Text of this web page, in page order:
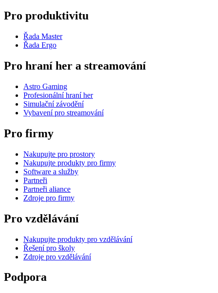
Pro produktivitu
Řada Master
Řada Ergo
Pro hraní her a streamování
Astro Gaming
Profesionální hraní her
Simulační závodění
Vybavení pro streamování
Pro firmy
Nakupujte pro prostory
Nakupujte produkty pro firmy
Software a služby
Partneři
Partneři aliance
Zdroje pro firmy
Pro vzdělávání
Nakupujte produkty pro vzdělávání
Řešení pro školy
Zdroje pro vzdělávání
Podpora